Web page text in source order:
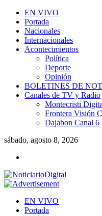
EN VIVO
Portada
Nacionales
Internacionales
Acontecimientos
Política
Deporte
Opinión
BOLETINES DE
Canales de TV y Radio
Montecristi
Frontera Visión
Dajabon Canal 6
sábado, agosto 8, 2026
EN VIVO
Portada